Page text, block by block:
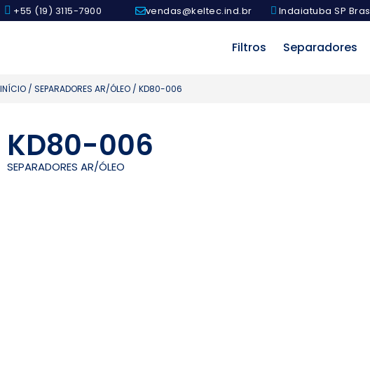
+55 (19) 3115-7900 vendas@keltec.ind.br Indaiatuba SP
Filtros Separadores
INÍCIO / SEPARADORES AR/ÓLEO / KD80-006
KD80-006
SEPARADORES AR/ÓLEO